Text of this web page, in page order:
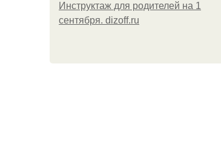
Инструктаж для родителей на 1
сентября. dizoff.ru